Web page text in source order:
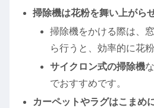
掃除機は花粉を舞い上がら
掃除機をかける際は、
ら行うと、効率的に花
サイクロン式の掃除機
でおすすめです。
カーペットやラグはこまめ